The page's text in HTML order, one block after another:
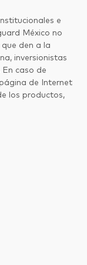
e
México no
den a la
inversionistas
caso de
de Internet
los productos,